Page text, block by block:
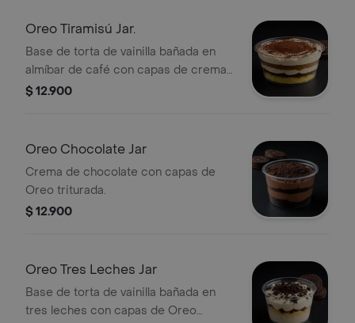
Oreo Tiramisú Jar.
Base de torta de vainilla bañada en
almíbar de café con capas de crema
y Oreo triturada.
$ 12.900
Oreo Chocolate Jar
Crema de chocolate con capas de
Oreo triturada.
$ 12.900
Oreo Tres Leches Jar
Base de torta de vainilla bañada en
tres leches con capas de Oreo